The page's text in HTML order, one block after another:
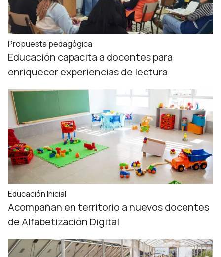
Propuesta pedagógica
Educación capacita a docentes para
enriquecer experiencias de lectura
Educación Inicial
Acompañan en territorio a nuevos docentes
de Alfabetización Digital